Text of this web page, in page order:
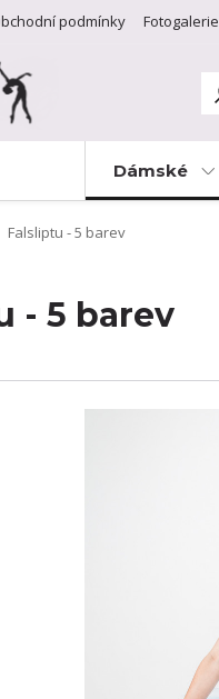
podmínky Fotogalerie
Dámské
Falsliptu - 5 barev
- 5 barev